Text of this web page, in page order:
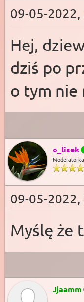
09-05-2022,
Hej,
dziś po
o tym nie
o_lisek
Moderatorka
09-05-2022,
Myślę że
Jjaamm